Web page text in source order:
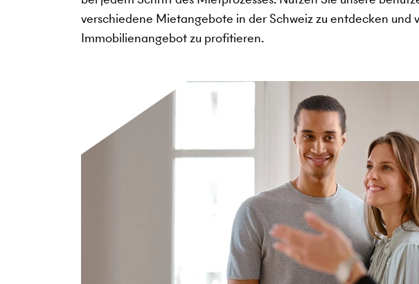
verschiedene Mietangebote in der Schweiz zu entdecken und
Immobilienangebot zu profitieren.